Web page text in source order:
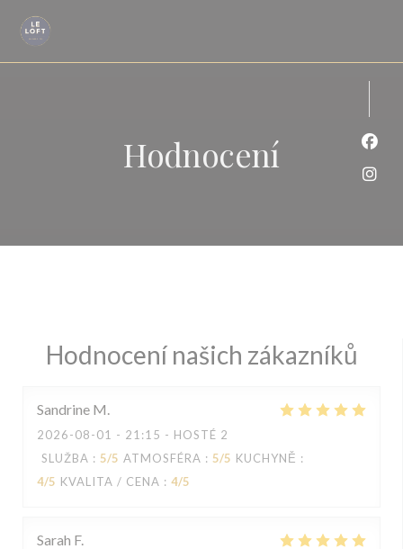
Panel pro správu cookies
Hodnocení
Hodnocení našich zákazníků
Sandrine M
2026-08-01 - 21:15 - HOSTÉ 2
SLUŽBA : 5/5 ATMOSFÉRA : 5/5 KUCHYNĚ :
4/5 KVALITA / CENA : 4/5
Sarah F